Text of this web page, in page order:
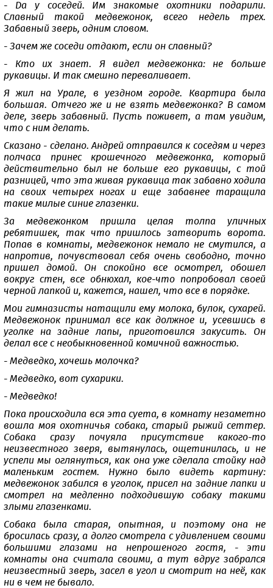
- Да у соседей. Им знакомые охотники подарили.
Славный такой медвежонок, всего недель трех.
Забавный зверь, одним словом.
- Зачем же соседи отдают, если он славный?
- Кто их знает. Я видел медвежонка: не больше
рукавицы. И так смешно переваливает.
Я жил на Урале, в уездном городе. Квартира была
большая. Отчего же и не взять медвежонка? В самом
деле, зверь забавный. Пусть поживет, а там увидим,
что с ним делать.
Сказано - сделано. Андрей отправился к соседям и через
полчаса принес крошечного медвежонка, который
действительно был не больше его рукавицы, с той
разницей, что эта живая рукавица так забавно ходила
на своих четырех ногах и еще забавнее таращила
такие милые синие глазенки.
За медвежонком пришла целая толпа уличных
ребятишек, так что пришлось затворить ворота.
Попав в комнаты, медвежонок немало не смутился, а
напротив, почувствовал себя очень свободно, точно
пришел домой. Он спокойно все осмотрел, обошел
вокруг стен, все обнюхал, кое-что попробовал своей
черной лапкой и, кажется, нашел, что все в порядке.
Мои гимназисты натащили ему молока, булок, сухарей.
Медвежонок принимал все как должное и, усевшись в
уголке на задние лапы, приготовился закусить. Он
делал все с необыкновенной комичной важностью.
- Медведко, хочешь молочка?
- Медведко, вот сухарики.
- Медведко!
Пока происходила вся эта суета, в комнату незаметно
вошла моя охотничья собака, старый рыжий сеттер.
Собака сразу почуяла присутствие какого-то
неизвестного зверя, вытянулась, ощетинилась, и не
успели мы оглянуться, как она уже сделала стойку над
маленьким гостем. Нужно было видеть картину:
медвежонок забился в уголок, присел на задние лапки и
смотрел на медленно подходившую собаку такими
злыми глазенками.
Собака была старая, опытная, и поэтому она не
бросилась сразу, а долго смотрела с удивлением своими
большими глазами на непрошеного гостя, - эти
комнаты она считала своими, а тут вдруг забрался
неизвестный зверь, засел в угол и смотрит на неё, как
ни в чем не бывало.